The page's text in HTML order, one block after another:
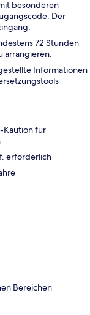
besonderen
Der
72 Stunden
arrangieren.
Informationen
Kaution für
erforderlich
Bereichen